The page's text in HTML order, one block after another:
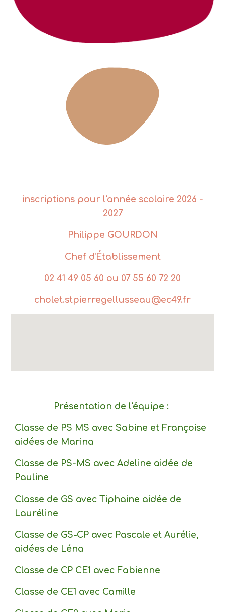
inscriptions pour l'année scolaire 2026 -
2027
Philippe GOURDON
Chef d'Établissement
02 41 49 05 60 ou 07 55 60 72 20
cholet.stpierregellusseau@ec49.fr
Présentation de l'équipe :
Classe de PS MS avec Sabine et Françoise
aidées de Marina
Classe de PS-MS avec Adeline aidée de
Pauline
Classe de GS avec Tiphaine aidée de
Lauréline
Classe de GS-CP avec Pascale et Aurélie,
aidées de Léna
Classe de CP CE1 avec Fabienne
Classe de CE1 avec Camille